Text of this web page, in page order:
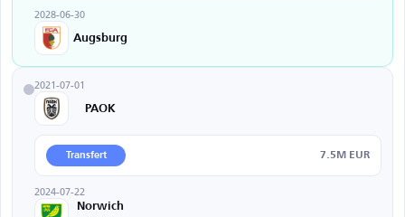
2028-06-30
Augsburg
2021-07-01
PAOK
Transfert 7.5M EUR
2024-07-22
Norwich